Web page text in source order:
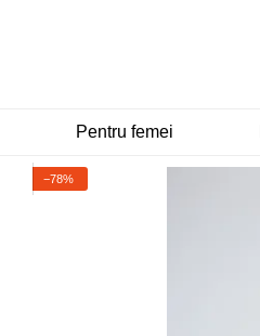
Pentru femei
−78%